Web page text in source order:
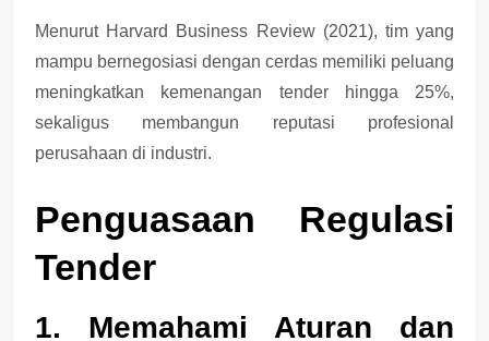
Menurut Harvard Business Review (2021), tim yang
mampu bernegosiasi dengan cerdas memiliki peluang
meningkatkan kemenangan tender hingga 25%,
sekaligus membangun reputasi profesional
perusahaan di industri.
Penguasaan Regulasi
Tender
1. Memahami Aturan dan